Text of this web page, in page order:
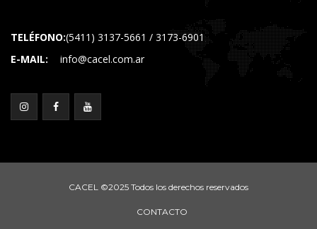
TELÉFONO:(5411) 3137-5661 / 3173-6901
E-MAIL:
info@cacel.com.ar
CACEL ©2025 Todos los derechos reservados
CONTACTO